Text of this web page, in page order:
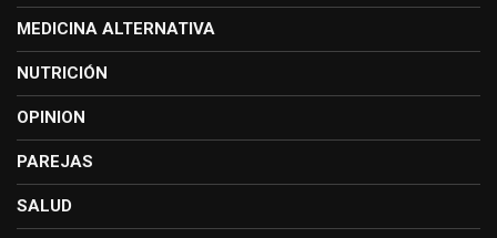
MEDICINA ALTERNATIVA
NUTRICIÓN
OPINION
PAREJAS
SALUD